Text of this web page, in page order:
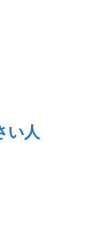
い人